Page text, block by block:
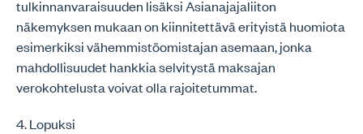
tulkinnanvaraisuuden lisäksi Asianajajaliiton
näkemyksen mukaan on kiinnitettävä erityistä huomiota
esimerkiksi vähemmistöomistajan asemaan, jonka
mahdollisuudet hankkia selvitystä maksajan
verokohtelusta voivat olla rajoitetummat.
4. Lopuksi